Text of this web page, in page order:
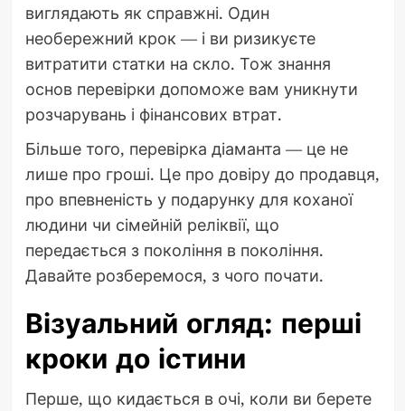
виглядають як справжні. Один
необережний крок — і ви ризикуєте
витратити статки на скло. Тож знання
основ перевірки допоможе вам уникнути
розчарувань і фінансових втрат.
Більше того, перевірка діаманта — це не
лише про гроші. Це про довіру до продавця,
про впевненість у подарунку для коханої
людини чи сімейній реліквії, що
передається з покоління в покоління.
Давайте розберемося, з чого почати.
Візуальний огляд: перші
кроки до істини
Перше, що кидається в очі, коли ви берете